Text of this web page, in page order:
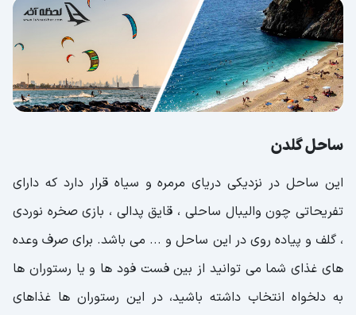
ساحل گلدن
این ساحل در نزدیکی دریای مرمره و سیاه قرار دارد که دارای
تفریحاتی چون والیبال ساحلی ، قایق پدالی ، بازی صخره نوردی
، گلف و پیاده روی در این ساحل و ... می باشد. برای صرف وعده
های غذای شما می توانید از بین فست فود ها و یا رستوران ها
به دلخواه انتخاب داشته باشید، در این رستوران ها غذاهای